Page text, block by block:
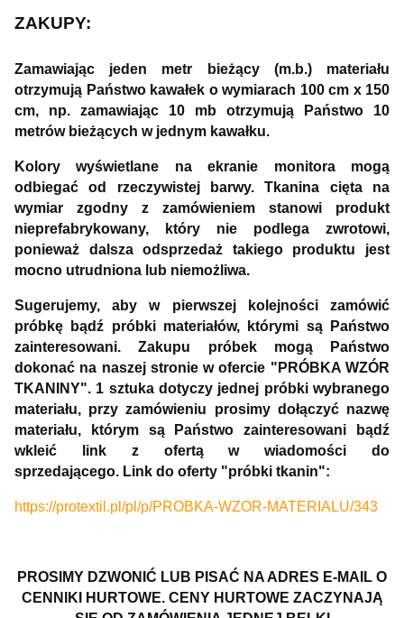
ZAKUPY:
Zamawiając jeden metr bieżący (m.b.) materiału
otrzymują Państwo kawałek o wymiarach 100 cm x 150
cm, np. zamawiając 10 mb otrzymują Państwo 10
metrów bieżących w jednym kawałku.
Kolory wyświetlane na ekranie monitora mogą
odbiegać od rzeczywistej barwy. Tkanina cięta na
wymiar zgodny z zamówieniem stanowi produkt
nieprefabrykowany, który nie podlega zwrotowi,
ponieważ dalsza odsprzedaż takiego produktu jest
mocno utrudniona lub niemożliwa.
Sugerujemy, aby w pierwszej kolejności zamówić
próbkę bądź próbki materiałów, którymi są Państwo
zainteresowani. Zakupu próbek mogą Państwo
dokonać na naszej stronie w ofercie "PRÓBKA WZÓR
TKANINY". 1 sztuka dotyczy jednej próbki wybranego
materiału, przy zamówieniu prosimy dołączyć nazwę
materiału, którym są Państwo zainteresowani bądź
wkleić link z ofertąw wiadomości do
sprzedającego. Link do oferty "próbki tkanin":
https://protextil.pl/pl/p/PROBKA-WZOR-MATERIALU/343
PROSIMY DZWONIĆ LUB PISAĆ NA ADRES E-MAIL O
CENNIKI HURTOWE. CENY HURTOWE ZACZYNAJĄ